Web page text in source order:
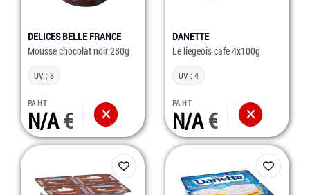
DELICES BELLE FRANCE
Mousse chocolat noir 280g
UV : 3
PA HT
N/A
DANETTE
Le liegeois cafe 4x100g
UV : 4
PA HT
N/A